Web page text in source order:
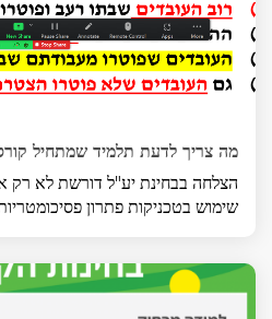
מה צריך לדעת תלמיד שמתחיל
הצלחה בבחינת יע"ל דורשת לא רק
שימוש בטכניקות פתרון